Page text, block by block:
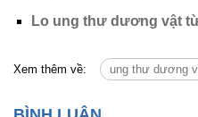
Lo ung thư dương vật
Xem thêm về: ung thư dương